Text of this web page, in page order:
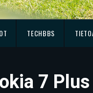
TECHBBS
7 Plus